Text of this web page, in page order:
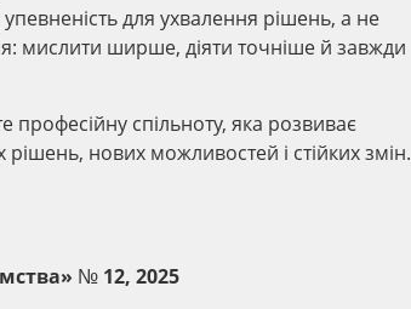
для ухвалення рішень, а не
мислити ширше, діяти точніше й завжди
спільноту, яка розвиває
нових можливостей і стійких змін.
№ 12, 2025